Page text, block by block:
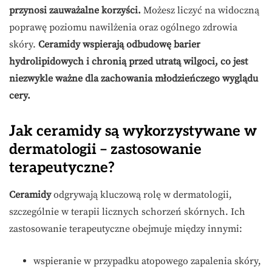
przynosi zauważalne korzyści. Możesz liczyć na widoczną
poprawę poziomu nawilżenia oraz ogólnego zdrowia
skóry. Ceramidy wspierają odbudowę barier
hydrolipidowych i chronią przed utratą wilgoci, co jest
niezwykle ważne dla zachowania młodzieńczego wyglądu
cery.
Jak ceramidy są wykorzystywane w
dermatologii – zastosowanie
terapeutyczne?
Ceramidyodgrywają kluczową rolę w dermatologii,
szczególnie w terapii licznych schorzeń skórnych. Ich
zastosowanie terapeutyczne obejmuje między innymi:
wspieranie w przypadku atopowego zapalenia skóry,